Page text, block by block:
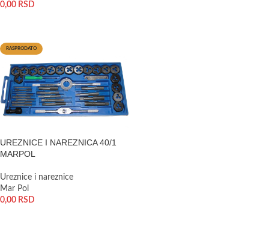
0,00 RSD
RASPRODATO
UREZNICE I NAREZNICA 40/1
MARPOL
Ureznice i nareznice
Mar Pol
0,00 RSD